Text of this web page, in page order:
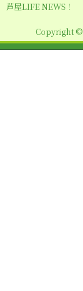
ン
芦屋LIFE NEWS！
Copyright ©